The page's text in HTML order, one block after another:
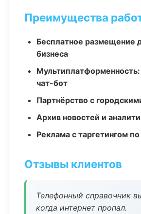
Преимущества
Бесплатное размещение
бизнеса
Мультиплатформенность:
чат-бот
Партнёрство с
Архив новостей и
Реклама с таргетингом
Отзывы клиентов
Телефонный справочник
когда интернет пропал.